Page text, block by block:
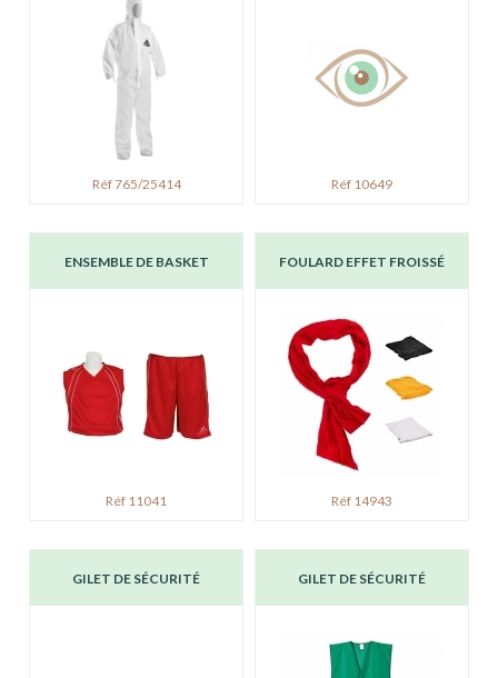
Réf 765/25414 Réf 10649
ENSEMBLE DE BASKET
Réf 11041
FOULARD EFFET FROISSÉ
Réf 14943
GILET DE SÉCURITÉ GILET DE SÉCURITÉ